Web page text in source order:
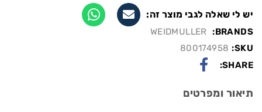
יש לי שאלה לגבי מוצר זה:
BRANDS:
WEIDMULLER
SKU:
800174958
SHARE:
תיאור ומפרטים